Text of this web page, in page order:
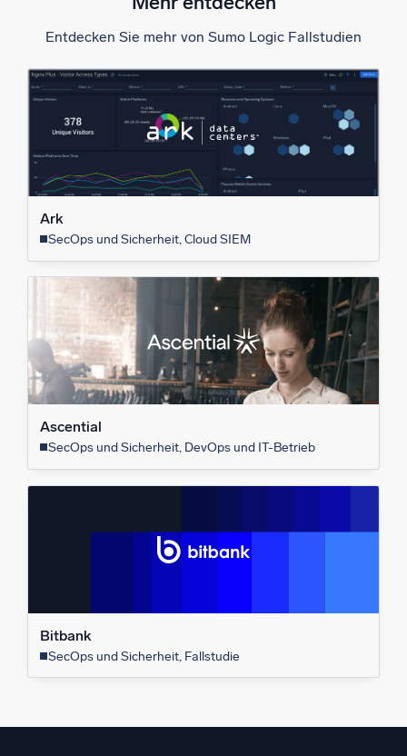
Entdecken Sie mehr von Sumo Logic Fallstudien
Ark
SecOps und Sicherheit, Cloud SIEM
Ascential
SecOps und Sicherheit, DevOps und IT-Betrieb
Bitbank
SecOps und Sicherheit, Fallstudie